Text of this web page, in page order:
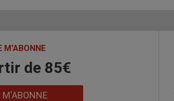
M'ABONNE
de 85€
M'ABONNE